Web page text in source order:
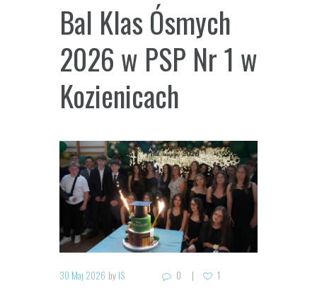
Bal Klas Ósmych
2026 w PSP Nr 1 w
Kozienicach
30 Maj 2026 by IS 0 1